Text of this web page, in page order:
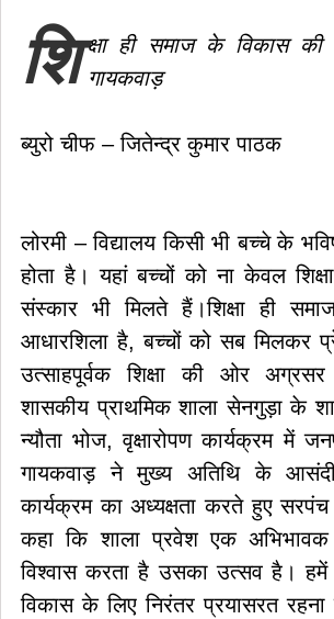
शि क्षा ही समाज के विकास
गायकवाड़
ब्युरो चीफ – जितेन्द्र कुमार पाठक
लोरमी – विद्यालय किसी भी बच्चे के
होता है। यहां बच्चों को ना केवल
संस्कार भी मिलते हैं।शिक्षा ही
आधारशिला है, बच्चों को सब मिलकर
उत्साहपूर्वक शिक्षा की ओर
शासकीय प्राथमिक शाला सेनगुड़ा के
न्यौता भोज, वृक्षारोपण कार्यक्रम में
गायकवाड़ ने मुख्य अतिथि के
कार्यक्रम का अध्यक्षता करते हुए
कहा कि शाला प्रवेश एक अभिभावक
विश्वास करता है उसका उत्सव है। हमें
विकास के लिए निरंतर प्रयासरत